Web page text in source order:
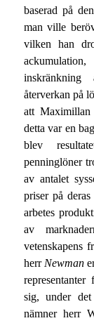
baserad på
man ville
vilken han
återverkan på
att Maximillan
detta var en
blev
penninglöner
av antalet
priser på
arbetes
av
vetenskapens
herr Newman
sig, under
nämner herr